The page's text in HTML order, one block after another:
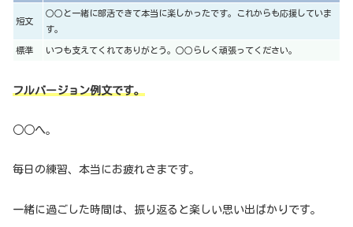
短文
○○と一緒に部活できて本当に楽しかったです。これからも応援していま
す。
標準 いつも支えてくれてありがとう。○○らしく頑張ってください。
フルバージョン例文です。
○○へ。
毎日の練習、本当にお疲れさまです。
一緒に過ごした時間は、振り返ると楽しい思い出ばかりです。